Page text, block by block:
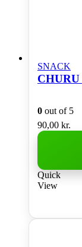
SNACK
0 out of 5
90,00 kr.
Quick
View